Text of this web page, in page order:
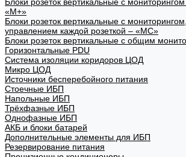
«М+»
Блоки розеток вертикальные с
управлением каждой розеткой – «МС»
Блоки розеток вертикальные с общим
Горизонтальные PDU
Система изоляции коридоров ЦОД
Микро ЦОД
Источники бесперебойного питания
Стоечные ИБП
Напольные ИБП
Трёхфазные ИБП
Однофазные ИБП
АКБ и блоки батарей
Дополнительные элементы для ИБП
Резервирование питания